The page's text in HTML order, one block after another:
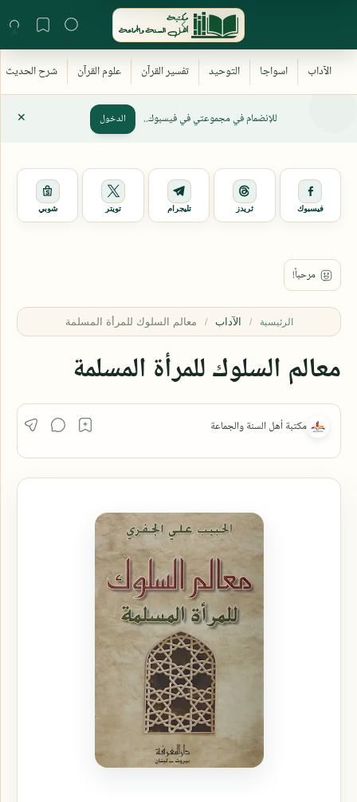
للإنضمام في مجموعتي في فيسبوك.. الدخول
فيسبوك ثريدز تليجرام تويتر شوبي
الرئيسية الآداب
معالم السلوك للمرأة المسلمة